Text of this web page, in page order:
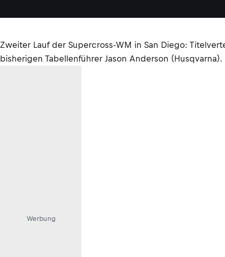
Zweiter Lauf der Supercross-WM in San Diego:
bisherigen Tabellenführer Jason Anderson (Husqvarna).
Werbung